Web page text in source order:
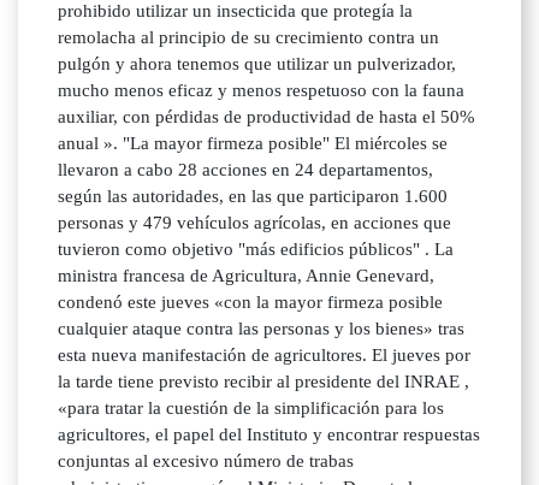
prohibido utilizar un insecticida que protegía la
remolacha al principio de su crecimiento contra un
pulgón y ahora tenemos que utilizar un pulverizador,
mucho menos eficaz y menos respetuoso con la fauna
auxiliar, con pérdidas de productividad de hasta el 50%
anual ». "La mayor firmeza posible" El miércoles se
llevaron a cabo 28 acciones en 24 departamentos,
según las autoridades, en las que participaron 1.600
personas y 479 vehículos agrícolas, en acciones que
tuvieron como objetivo "más edificios públicos" . La
ministra francesa de Agricultura, Annie Genevard,
condenó este jueves «con la mayor firmeza posible
cualquier ataque contra las personas y los bienes» tras
esta nueva manifestación de agricultores. El jueves por
la tarde tiene previsto recibir al presidente del INRAE ,
«para tratar la cuestión de la simplificación para los
agricultores, el papel del Instituto y encontrar respuestas
conjuntas al excesivo número de trabas